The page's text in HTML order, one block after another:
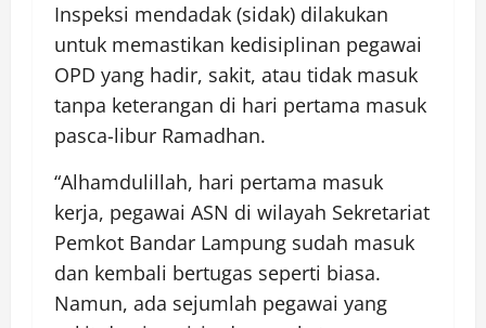
Inspeksi mendadak (sidak) dilakukan
untuk memastikan kedisiplinan pegawai
OPD yang hadir, sakit, atau tidak masuk
tanpa keterangan di hari pertama masuk
pasca-libur Ramadhan.
“Alhamdulillah, hari pertama masuk
kerja, pegawai ASN di wilayah Sekretariat
Pemkot Bandar Lampung sudah masuk
dan kembali bertugas seperti biasa.
Namun, ada sejumlah pegawai yang